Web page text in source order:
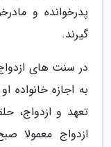
پدرخوانده و
گیرند.
در سنت های
به اجازه خانواده
تعهد و ازدواج،
ازدواج معمولا